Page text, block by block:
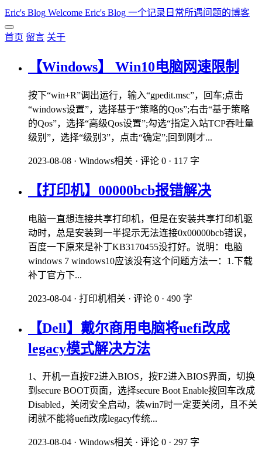
Eric's Blog Welcome Eric's Blog 一个记录日常所遇问题的博客
首页 留言 关于
【Windows】 Win10电脑网速限制
按下“win+R”调出运行，输入“gpedit.msc”，回车;点击
“windows设置”，选择基于“策略的Qos”;右击“基于策略
的Qos”，选择“高级Qos设置”;勾选“指定入站TCP吞吐量
级别”，选择“级别3”，点击“确定”;回到刚才...
2023-08-08 · Windows相关 · 评论 0 · 117 字
【打印机】00000bcb报错解决
电脑一直想连接共享打印机，但是在安装共享打印机驱
动时，总是安装到一半提示无法连接0x00000bcb错误，
百度一下原来是补丁KB3170455没打好。说明：电脑
windows 7 windows10应该没有这个问题方法一：1.下载
补丁官方下...
2023-08-04 · 打印机相关 · 评论 0 · 490 字
【Dell】戴尔商用电脑将uefi改成
legacy模式解决方法
1、开机一直按F2进入BIOS，按F2进入BIOS界面，切换
到secure BOOT页面，选择secure Boot Enable按回车改成
Disabled，关闭安全启动，装win7时一定要关闭，且不关
闭就不能将uefi改成legacy传统...
2023-08-04 · Windows相关 · 评论 0 · 297 字